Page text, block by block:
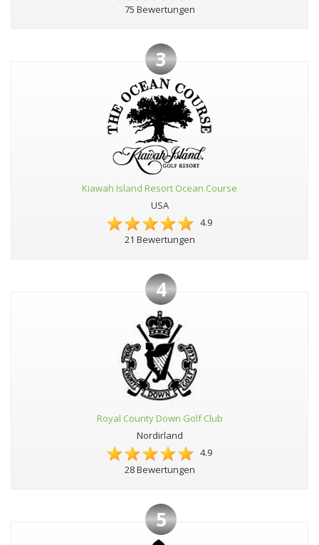
75 Bewertungen
3
Kiawah Island Resort Ocean Course
USA
4.9
21 Bewertungen
4
Royal County Down Golf Club
Nordirland
4.9
28 Bewertungen
5